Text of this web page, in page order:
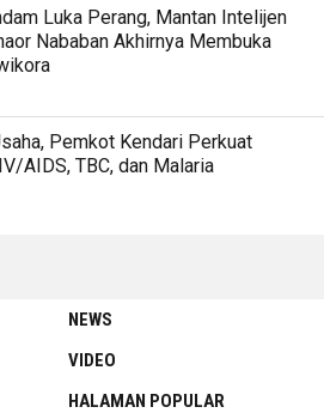
Luka Perang, Mantan Intelijen
Nababan Akhirnya Membuka
Pemkot Kendari Perkuat
AIDS, TBC, dan Malaria
NEWS
VIDEO
HALAMAN POPULAR